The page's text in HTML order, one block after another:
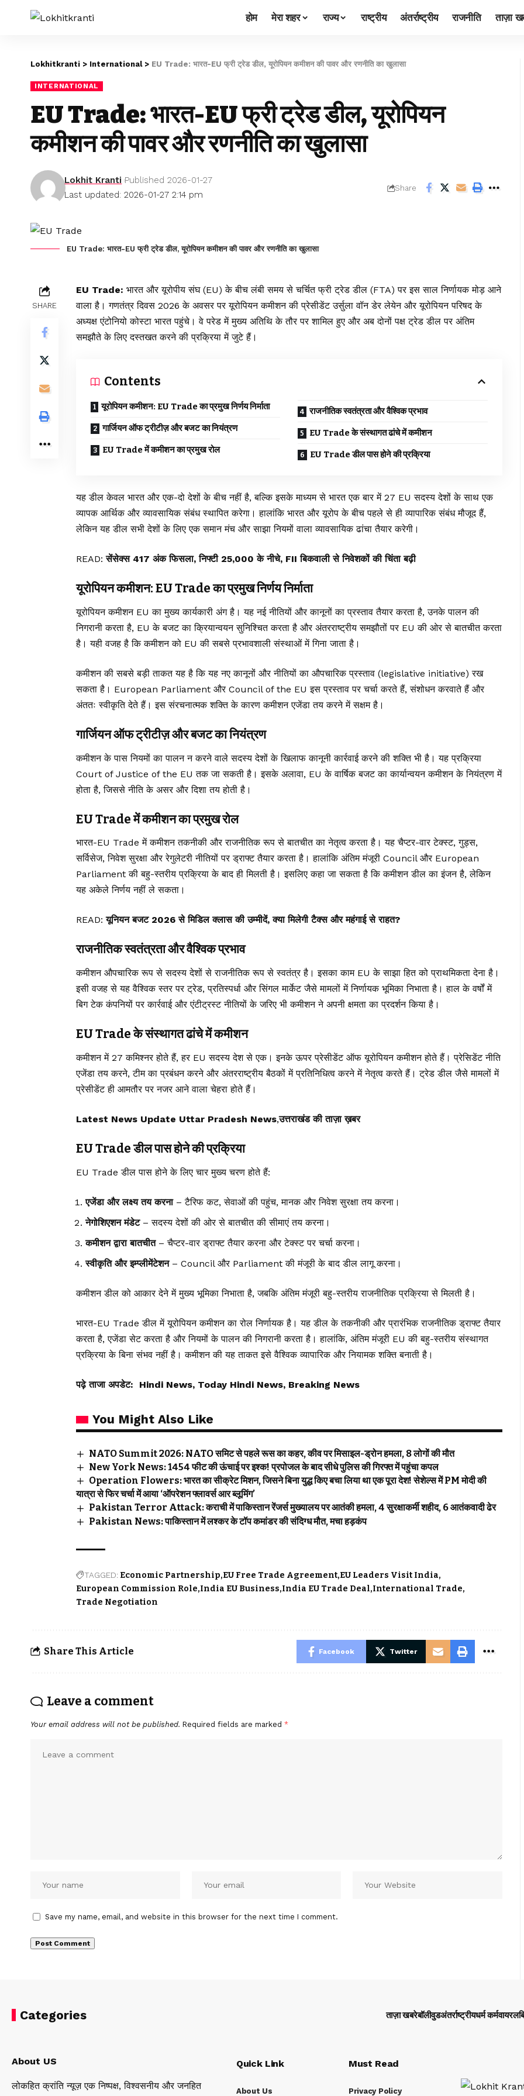
होम मेरा शहर राज्य राष्ट्रीय अंतर्राष्ट्रीय राजनीति ताज़ा
Lokhitkranti > International> EU Trade: भारत-EU फ्री ट्रेड डील, यूरोपियन कमीशन की पावर और रणनीति का खुलासा
INTERNATIONAL
EU Trade: भारत-EU फ्री ट्रेड डील, यूरोपियन
कमीशन की पावर और रणनीति का खुलासा
Last updated: 2026-01-27 2:14 pm
Lokhit Kranti Published 2026-01-27
Share
EU Trade: भारत-EU फ्री ट्रेड डील, यूरोपियन कमीशन की पावर और रणनीति का खुलासा
SHARE
EU Trade: भारत और यूरोपीय संघ (EU) के बीच लंबी समय से चर्चितफ्री ट्रेड डील (FTA) पर इस साल निर्णायक मोड़ आने
वाला है। गणतंत्र दिवस 2026 के अवसर पर यूरोपियन कमीशन की प्रेसीडेंट उर्सुला वॉन डेर लेयेन और यूरोपियन परिषद के
अध्यक्ष एंटोनियो कोस्टा भारत पहुंचे। वे परेड में मुख्य अतिथि के तौर पर शामिल हुए और अब दोनों पक्ष ट्रेड डील पर अंतिम
समझौते के लिए दस्तखत करने की प्रक्रिया में जुटे हैं।
Contents
यूरोपियन कमीशन: EU Trade का प्रमुख निर्णय निर्माता
गार्जियन ऑफ ट्रीटीज़ और बजट का नियंत्रण
EU Trade में कमीशन का प्रमुख रोल
राजनीतिक स्वतंत्रता और वैश्विक प्रभाव
EU Trade के संस्थागत ढांचे में कमीशन
EU Trade डील पास होने की प्रक्रिया
यह डील केवल भारत और एक-दो देशों के बीच नहीं है, बल्कि इसके माध्यम से भारत एक बार में 27 EU सदस्य देशों के साथ एक
व्यापक आर्थिक और व्यावसायिक संबंध स्थापित करेगा। हालांकि भारत और यूरोप के बीच पहले से ही व्यापारिक संबंध मौजूद हैं,
लेकिन यह डील सभी देशों के लिए एक समान मंच और साझा नियमों वाला व्यावसायिक ढांचा तैयार करेगी।
READ:सेंसेक्स 417 अंक फिसला, निफ्टी 25,000 के नीचे, FII बिकवाली से निवेशकों की चिंता बढ़ी
यूरोपियन कमीशन: EU Trade का प्रमुख निर्णय निर्माता
यूरोपियन कमीशन EU का मुख्य कार्यकारी अंग है। यह नई नीतियों और कानूनों का प्रस्ताव तैयार करता है, उनके पालन की
निगरानी करता है, EU के बजट का क्रियान्वयन सुनिश्चित करता है और अंतरराष्ट्रीय समझौतों पर EU की ओर से बातचीत करता
है। यही वजह है कि कमीशन को EU की सबसे प्रभावशाली संस्थाओं में गिना जाता है।
कमीशन की सबसे बड़ी ताकत यह है कि यह नए कानूनों और नीतियों का औपचारिक प्रस्ताव (legislative initiative) रख
सकता है। European Parliament और Council of the EU इस प्रस्ताव पर चर्चा करते हैं, संशोधन करवाते हैं और
अंततः स्वीकृति देते हैं। इस संरचनात्मक शक्ति के कारण कमीशन एजेंडा तय करने में सक्षम है।
गार्जियन ऑफ ट्रीटीज़ और बजट का नियंत्रण
कमीशन के पास नियमों का पालन न करने वाले सदस्य देशों के खिलाफ कानूनी कार्रवाई करने की शक्ति भी है। यह प्रक्रिया
Court of Justice of the EU तक जा सकती है। इसके अलावा, EU के वार्षिक बजट का कार्यान्वयन कमीशन के नियंत्रण में
होता है, जिससे नीति के असर और दिशा तय होती है।
EU Trade में कमीशन का प्रमुख रोल
भारत-EU Trade में कमीशन तकनीकी और राजनीतिक रूप से बातचीत का नेतृत्व करता है। यह चैप्टर-वार टेक्स्ट, गुड्स,
सर्विसेज, निवेश सुरक्षा और रेगुलेटरी नीतियों पर ड्राफ्ट तैयार करता है। हालांकि अंतिम मंजूरी Council और European
Parliament की बहु-स्तरीय प्रक्रिया के बाद ही मिलती है। इसलिए कहा जा सकता है कि कमीशन डील का इंजन है, लेकिन
यह अकेले निर्णय नहीं ले सकता।
READ:यूनियन बजट 2026 से मिडिल क्लास की उम्मीदें, क्या मिलेगी टैक्स और महंगाई से राहत?
राजनीतिक स्वतंत्रता और वैश्विक प्रभाव
कमीशन औपचारिक रूप से सदस्य देशों से राजनीतिक रूप से स्वतंत्र है। इसका काम EU के साझा हित को प्राथमिकता देना है।
इसी वजह से यह वैश्विक स्तर पर ट्रेड, प्रतिस्पर्धा और सिंगल मार्केट जैसे मामलों में निर्णायक भूमिका निभाता है। हाल के वर्षों में
बिग टेक कंपनियों पर कार्रवाई और एंटीट्रस्ट नीतियों के जरिए भी कमीशन ने अपनी क्षमता का प्रदर्शन किया है।
EU Trade के संस्थागत ढांचे में कमीशन
कमीशन में 27 कमिश्नर होते हैं, हर EU सदस्य देश से एक। इनके ऊपर प्रेसीडेंट ऑफ यूरोपियन कमीशन होते हैं। प्रेसिडेंट नीति
एजेंडा तय करने, टीम का प्रबंधन करने और अंतरराष्ट्रीय बैठकों में प्रतिनिधित्व करने में नेतृत्व करते हैं। ट्रेड डील जैसे मामलों में
प्रेसीडेंट ही आमतौर पर नजर आने वाला चेहरा होते हैं।
Latest News Update Uttar Pradesh News,उत्तराखंड की ताज़ा ख़बर
EU Trade डील पास होने की प्रक्रिया
EU Trade डील पास होने के लिए चार मुख्य चरण होते हैं:
एजेंडा और लक्ष्य तय करना– टैरिफ कट, सेवाओं की पहुंच, मानक और निवेश सुरक्षा तय करना।
नेगोशिएशन मंडेट– सदस्य देशों की ओर से बातचीत की सीमाएं तय करना।
कमीशन द्वारा बातचीत– चैप्टर-वार ड्राफ्ट तैयार करना और टेक्स्ट पर चर्चा करना।
स्वीकृति और इम्प्लीमेंटेशन– Council और Parliament की मंजूरी के बाद डील लागू करना।
कमीशन डील को आकार देने में मुख्य भूमिका निभाता है, जबकि अंतिम मंजूरी बहु-स्तरीय राजनीतिक प्रक्रिया से मिलती है।
भारत-EU Trade डील में यूरोपियन कमीशन का रोल निर्णायक है। यह डील के तकनीकी और प्रारंभिक राजनीतिक ड्राफ्ट तैयार
करता है, एजेंडा सेट करता है और नियमों के पालन की निगरानी करता है। हालांकि, अंतिम मंजूरी EU की बहु-स्तरीय संस्थागत
प्रक्रिया के बिना संभव नहीं है। कमीशन की यह ताकत इसे वैश्विक व्यापारिक और नियामक शक्ति बनाती है।
पढ़े ताजा अपडेट: Hindi News, Today Hindi News, Breaking News
You Might Also Like
NATO Summit 2026: NATO समिट से पहले रूस का कहर, कीव पर मिसाइल-ड्रोन हमला, 8 लोगों की मौत
New York News: 1454 फीट की ऊंचाई पर इश्क! प्रपोजल के बाद सीधे पुलिस की गिरफ्त में पहुंचा कपल
Operation Flowers: भारत का सीक्रेट मिशन, जिसने बिना युद्ध किए बचा लिया था एक पूरा देश! सेशेल्स में PM मोदी की
यात्रा से फिर चर्चा में आया ‘ऑपरेशन फ्लावर्स आर ब्लूमिंग’
Pakistan Terror Attack: कराची में पाकिस्तान रेंजर्स मुख्यालय पर आतंकी हमला, 4 सुरक्षाकर्मी शहीद, 6 आतंकवादी ढेर
Pakistan News: पाकिस्तान में लश्कर के टॉप कमांडर की संदिग्ध मौत, मचा हड़कंप
TAGGED: Economic Partnership EU Free Trade Agreement EU Leaders Visit India
European Commission Role India EU Business India EU Trade Deal International Trade
Trade Negotiation
Share This Article Facebook Twitter
Leave a comment
Your email address will not be published. Required fields are marked *
Save my name, email, and website in this browser for the next time I comment.
Categories ताज़ा खबरेबॉलीवुडअंतर्राष्ट्रीयधर्म कर्मवायरल
About US
लोकहित क्रांति न्यूज़ एक निष्पक्ष, विश्वसनीय और जनहित
Quick Link
About Us
Must Read
Privacy Policy